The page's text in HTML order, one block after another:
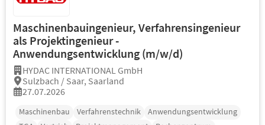
Maschinenbauingenieur, Verfahrensingenieur
als Projektingenieur -
Anwendungsentwicklung (m/w/d)
HYDAC INTERNATIONAL GmbH
Sulzbach / Saar, Saarland
27.07.2026
Maschinenbau Verfahrenstechnik
Anwendungsentwicklung